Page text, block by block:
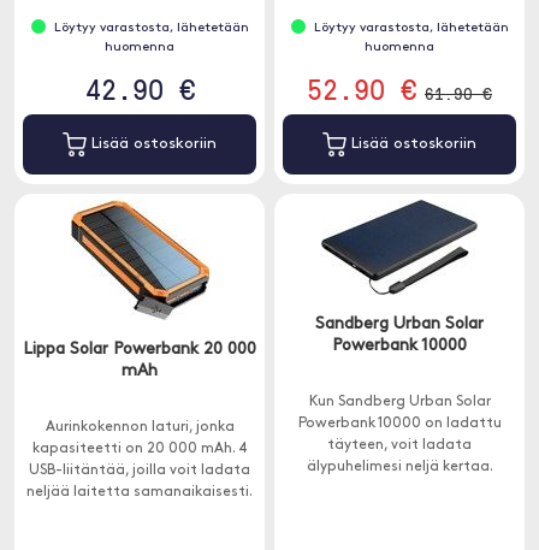
Löytyy varastosta, lähetetään
huomenna
42.90 €
Lisää ostoskoriin
Löytyy varastosta, lähetetään
huomenna
52.90 € 61.90 €
Lisää ostoskoriin
Lippa Solar Powerbank 20 000
mAh
Aurinkokennon laturi, jonka
kapasiteetti on 20 000 mAh. 4
USB-liitäntää, joilla voit ladata
neljää laitetta samanaikaisesti.
Sandberg Urban Solar
Powerbank 10000
Kun Sandberg Urban Solar
Powerbank 10000 on ladattu
täyteen, voit ladata
älypuhelimesi neljä kertaa.